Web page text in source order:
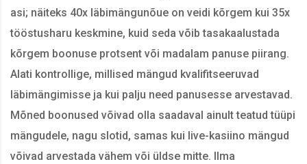
asi; näiteks 40x läbimängunõue on veidi kõrgem kui 35x
tööstusharu keskmine, kuid seda võib tasakaalustada
kõrgem boonuse protsent või madalam panuse piirang.
Alati kontrollige, millised mängud kvalifitseeruvad
läbimängimisse ja kui palju need panusesse arvestavad.
Mõned boonused võivad olla saadaval ainult teatud tüüpi
mängudele, nagu slotid, samas kui live-kasiino mängud
võivad arvestada vähem või üldse mitte. Ilma